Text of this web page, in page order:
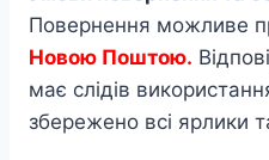
Повернення можливе
Новою Поштою.
має слідів
збережено всі ярлики